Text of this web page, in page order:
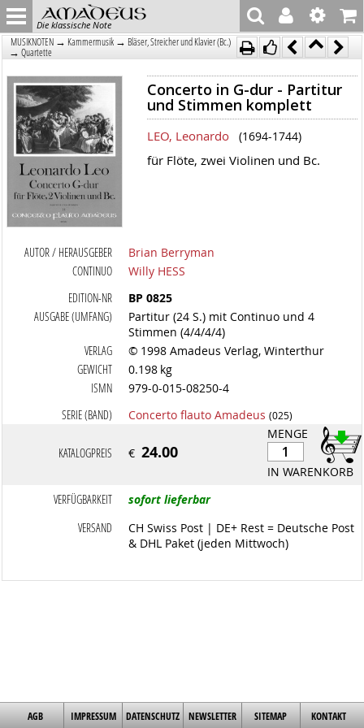
Die klassische Note
MUSIKNOTEN → Kammermusik → Bläser, Streicher und Klavier (Bc.)
→ Quartette
Concerto in G-dur - Partitur
und Stimmen komplett
LEO, Leonardo (1694-1744)
für Flöte, zwei Violinen und Bc.
AUTOR / HERAUSGEBER
Brian Berryman
CONTINUO
Willy HESS
EDITION-NR
BP 0825
AUSGABE (UMFANG)
Partitur (24 S.) mit Continuo und 4
Stimmen (4/4/4/4)
VERLAG
© 1998 Amadeus Verlag, Winterthur
GEWICHT
0.198 kg
ISMN
979-0-015-08250-4
SERIE (BAND)
Concerto flauto Amadeus (025)
MENGE
IN WARENKORB
KATALOGPREIS €24.00
VERFÜGBARKEIT
sofort lieferbar
VERSAND
CH Swiss Post | DE+ Rest = Deutsche Post
& DHL Paket (jeden Mittwoch)
AGB IMPRESSUM DATENSCHUTZ NEWSLETTER SITEMAP KONTAKT